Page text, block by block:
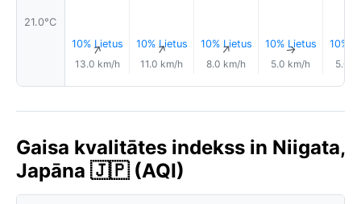
21.0°C
10% Lietus
↑
13.0 km/h
10% Lietus
↑
11.0 km/h
10% Lietus
↑
8.0 km/h
10% Lietus
↑
5.0 km/h
10%
5.0
Gaisa kvalitātes indekss in Niigata,
Japāna 🇯🇵 (AQI)